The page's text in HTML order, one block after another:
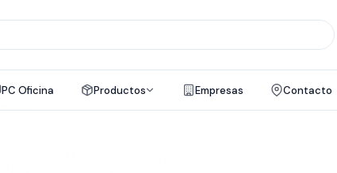
PC Oficina Productos Empresas Contacto